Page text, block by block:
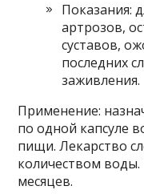
Показания:
артрозов,
суставов,
последних
заживления.
Применение:
по одной капсуле
пищи. Лекарство
количеством
месяцев.